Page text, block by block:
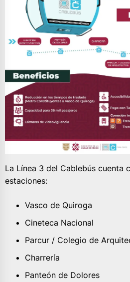
La Línea 3 del Cablebús cuenta
estaciones:
Vasco de Quiroga
Cineteca Nacional
Parcur / Colegio de
Charrería
Panteón de Dolores